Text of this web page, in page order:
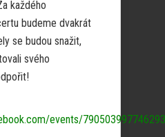
každého
budeme dvakrát
se budou snažit,
svého
events/